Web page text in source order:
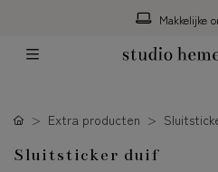
Makkelijke
Extra producten
Sluitsticker duif